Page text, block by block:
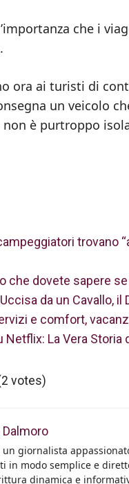
che i
ora ai turisti di
un veicolo
non è purtroppo
trovano
che dovete sapere
da un Cavallo,
e comfort,
Netflix: La Vera
votes)
un giornalista
in modo semplice e
dinamica e